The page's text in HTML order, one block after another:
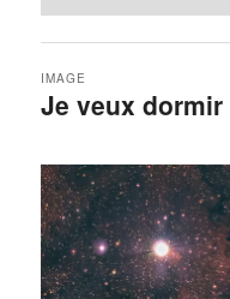
Je veux dormir
IMAGE